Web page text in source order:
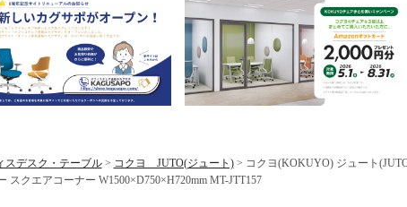
スデスク・テーブル> コクヨ JUTO(ジュート)> コクヨ(KOKUYO) ジュート
スクエアコーナー W1500×D750×H720mm MT-JTT157